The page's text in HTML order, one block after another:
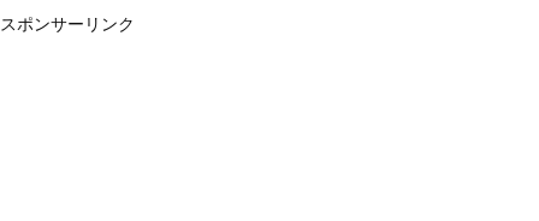
スポンサーリンク